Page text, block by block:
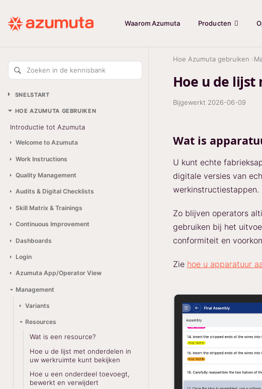
Waarom Azumuta Producten
Zoeken in de kennisbank
SNELSTART
HOE AZUMUTA GEBRUIKEN
Introductie tot Azumuta
Welcome to Azumuta
Work Instructions
Quality Management
Audits & Digital Checklists
Skill Matrix & Trainings
Continuous Improvement
Dashboards
Login
Azumuta App/Operator View
Management
Variants
Resources
Wat is een resource?
Hoe u de lijst met onderdelen in
uw werkruimte kunt bekijken
Hoe u een onderdeel toevoegt,
bewerkt en verwijdert
Hoe Azumuta gebruiken
Hoe u de
Bijgewerkt 2026-06-09
Wat is
U kunt echte
digitale versies van
werkinstructiestappen.
Zo blijven operators
gebruiken bij het
conformiteit en
Zie hoe u apparatuur